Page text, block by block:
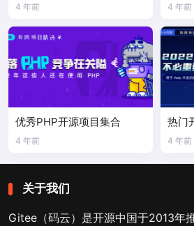
4 年前 4 年前
优秀PHP开源项目集合
4 年前
热门
4 年前
关于我们
Gitee（码云）是开源中国于2013年